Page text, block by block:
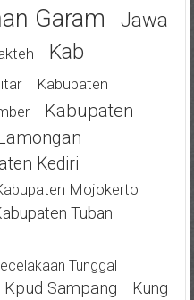
Garam
Jawa
Kab
Kabupaten
Kabupaten
Kediri
Mojokerto
Tuban
Tunggal
Kpud Sampang
Kung